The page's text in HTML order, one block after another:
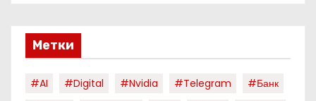
Метки
#AI #digital #nvidia #telegram
#банк